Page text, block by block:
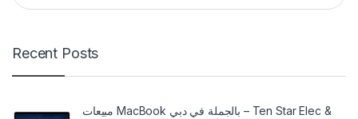
Recent Posts
مبيعات MacBook بالجملة في دبي – Ten Star Elec &